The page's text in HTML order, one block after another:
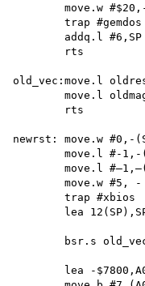
move.w
        trap #gemdos
        addq.l #6,SP
        rts
old_vec:move.l
move.l
        rts
newrst: move.w #0,-
move.l #-
move.l
move.w #5, -
        trap #xbios
lea
bsr.s
lea -